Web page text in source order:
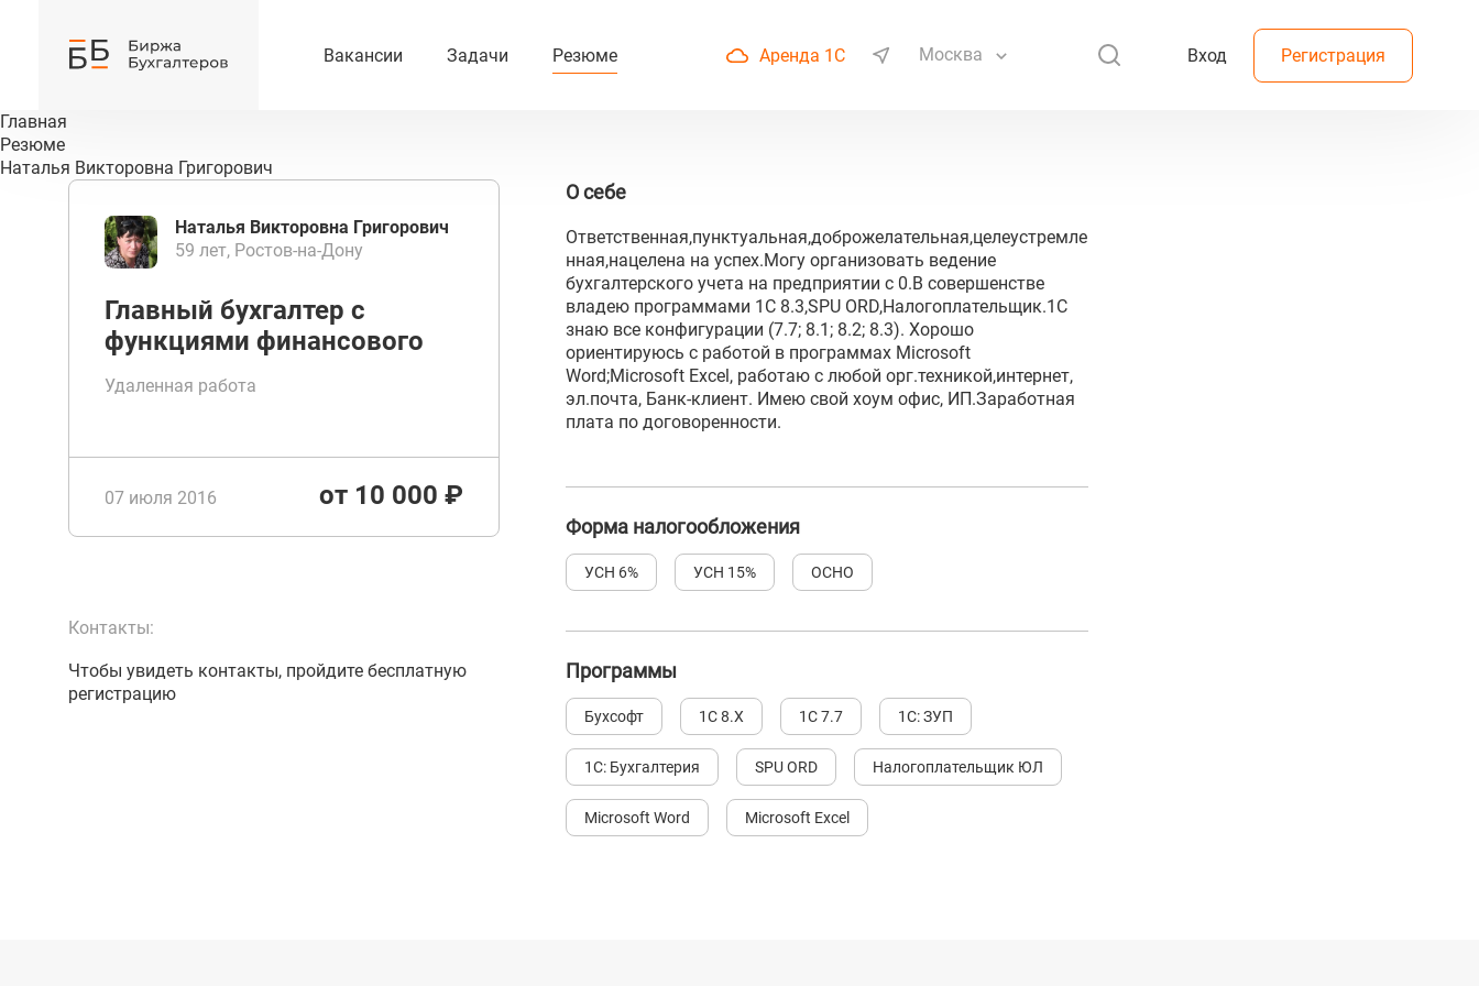
Вакансии Задачи Резюме Аренда 1С Москва Вход Регистрация
Главная
Резюме
Наталья Викторовна Григорович
Наталья Викторовна Григорович
59 лет, Ростов-на-Дону
Главный бухгалтер с
функциями финансового
директора
Удаленная работа
07 июля 2016 от 10 000 ₽
Контакты:
Чтобы увидеть контакты, пройдите бесплатную
регистрацию
О себе
Ответственная,пунктуальная,доброжелательная,целеустремле
нная,нацелена на успех.Могу организовать ведение
бухгалтерского учета на предприятии с 0.В совершенстве
владею программами 1С 8.3,SPU ORD,Налогоплательщик.1С
знаю все конфигурации (7.7; 8.1; 8.2; 8.3). Хорошо
ориентируюсь с работой в программах Microsoft
Word;Microsoft Excel, работаю с любой орг.техникой,интернет,
эл.почта, Банк-клиент. Имею свой хоум офис, ИП.Заработная
плата по договоренности.
Форма налогообложения
УСН 6% УСН 15% ОСНО
Программы
Бухсофт 1С 8.Х 1С 7.7 1С: ЗУП
1С: Бухгалтерия SPU ORD Налогоплательщик ЮЛ
Microsoft Word Microsoft Excel